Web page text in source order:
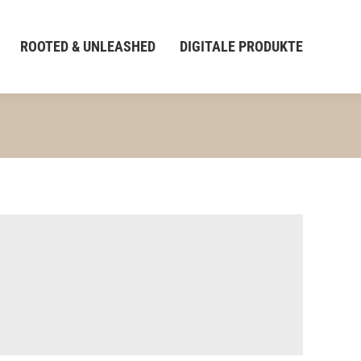
ROOTED & UNLEASHED DIGITALE PRODUKTE